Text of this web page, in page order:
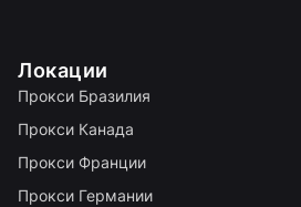
Локации
Прокси Бразилия
Прокси Канада
Прокси Франции
Прокси Германии